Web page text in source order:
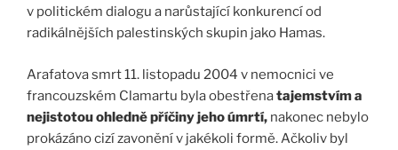
v politickém dialogu a narůstající konkurencí od
radikálnějších palestinských skupin jako Hamas.
Arafatova smrt 11. listopadu 2004 v nemocnici ve
francouzském Clamartu byla obestřenatajemstvím a
nejistotou ohledně příčiny jeho úmrtí, nakonec nebylo
prokázáno cizí zavonění v jakékoli formě.Ačkoliv byl